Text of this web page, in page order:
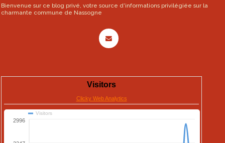
Bienvenue sur ce blog privé, votre source d'informations privilégiée sur la
charmante commune de Nassogne